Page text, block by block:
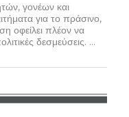
γονέων και
για το πράσινο,
οφείλει πλέον να
δεσμεύσεις. ...